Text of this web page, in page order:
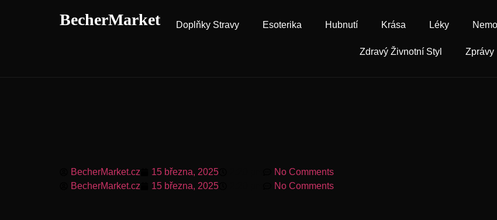
BecherMarket Doplňky Stravy Esoterika Hubnutí Krása Léky
Zdravý Živnotní Styl Zprávy
BecherMarket.cz 15 března, 2025
No Comments
BecherMarket.cz
15 března, 2025 No Comments